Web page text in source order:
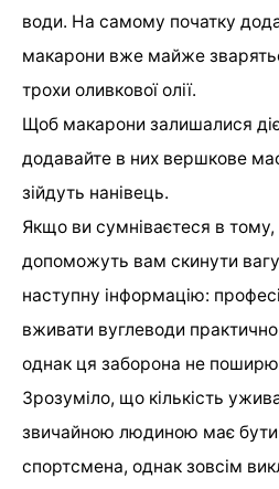
води. На самому початку
макарони вже майже
трохи оливкової олії.
Щоб макарони залишалися
додавайте в них вершкове
зійдуть нанівець.
Якщо ви сумніваєтеся в
допоможуть вам скинути
наступну інформацію:
вживати вуглеводи
однак ця заборона не
Зрозуміло, що кількість
звичайною людиною має
спортсмена, однак зовсім